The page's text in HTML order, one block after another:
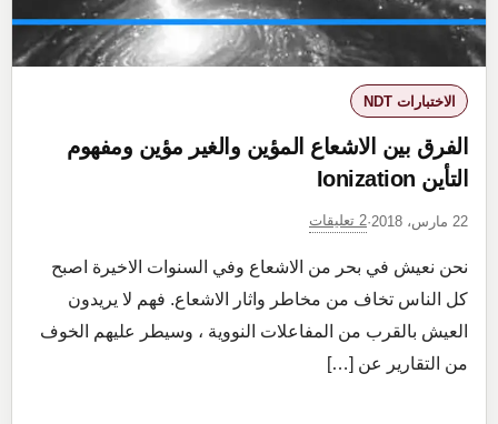
resistance
spot
weldsالاختبارات NDT
الفرق بين الاشعاع المؤين والغير مؤين ومفهوم
التأين Ionization
22 مارس، 2018 ·2 تعليقات
نحن نعيش في بحر من الاشعاع وفي السنوات الاخيرة اصبح
كل الناس تخاف من مخاطر واثار الاشعاع. فهم لا يريدون
العيش بالقرب من المفاعلات النووية ، وسيطر عليهم الخوف
من التقارير عن […]